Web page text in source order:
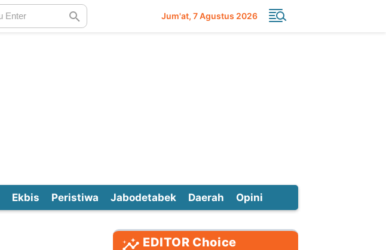
Jum'at 7 Agustus 2026
Ekbis Peristiwa Jabodetabek Daerah Opini
EDITOR Choice